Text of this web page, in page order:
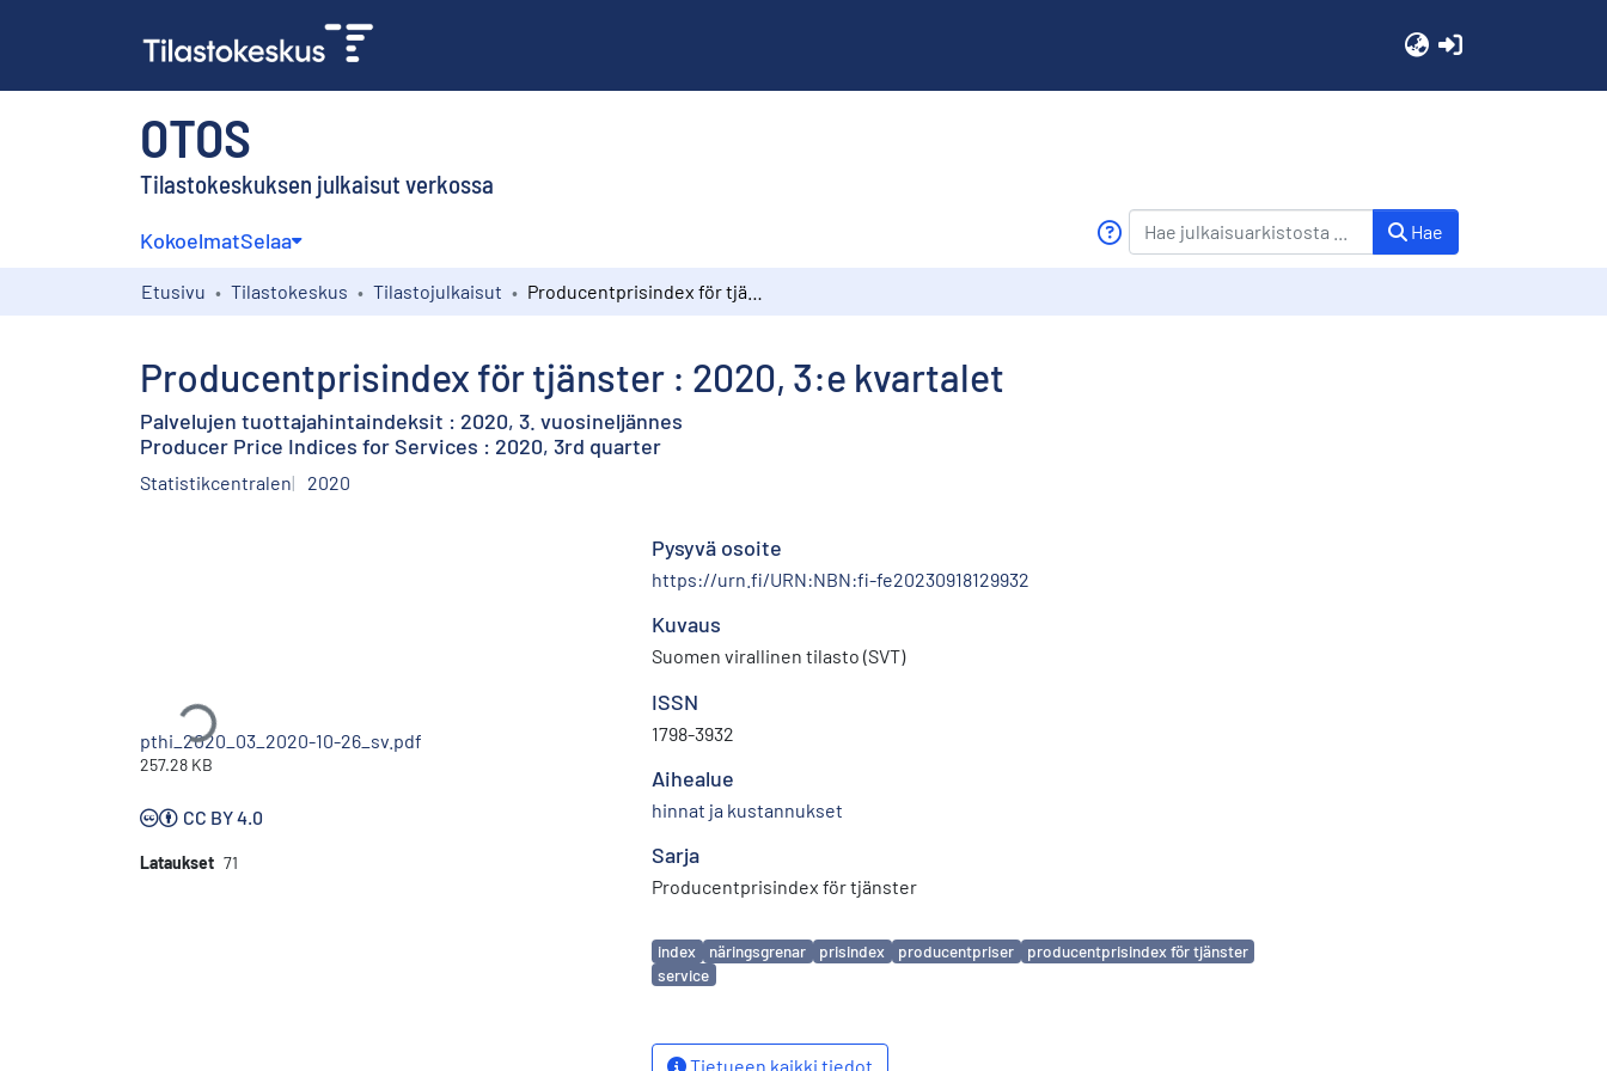
OTOS
Tilastokeskuksen julkaisut verkossa
KokoelmatSelaa Hae
Etusivu Tilastokeskus Tilastojulkaisut
Producentprisindex för tjänster : 2020, 3:e kvartalet
Palvelujen tuottajahintaindeksit : 2020, 3. vuosineljännes
Producer Price Indices for Services : 2020, 3rd quarter
Statistikcentralen 2020
Ladataan...
pthi_2020_03_2020-10-26_sv.pdf
257.28 KB
CC BY 4.0
Lataukset 71
Pysyvä osoite
https://urn.fi/URN:NBN:fi-fe20230918129932
Kuvaus
Suomen virallinen tilasto (SVT)
ISSN
1798-3932
Aihealue
hinnat ja kustannukset
Sarja
Producentprisindex för tjänster
Avainsanat
index näringsgrenar prisindex producentpriser
producentprisindex för tjänster
service
Tietueen kaikki tiedot